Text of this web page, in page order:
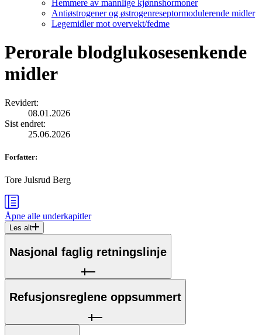
Hemmere av mannlige kjønnshormoner
Antiøstrogener og østrogenreseptormodulerende midler
Legemidler mot overvekt/fedme
Perorale blodglukosesenkende
midler
Revidert:
08.01.2026
Sist endret:
25.06.2026
Forfatter:
Tore Julsrud Berg
Åpne alle underkapitler
Les alt
Nasjonal faglig retningslinje
Refusjonsreglene oppsummert